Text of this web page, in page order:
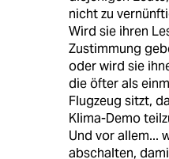
nicht zu
Wird sie ihren
Zustimmung
oder wird sie
die öfter als
Flugzeug sitzt,
Klima-Demo
Und vor allem...
abschalten,